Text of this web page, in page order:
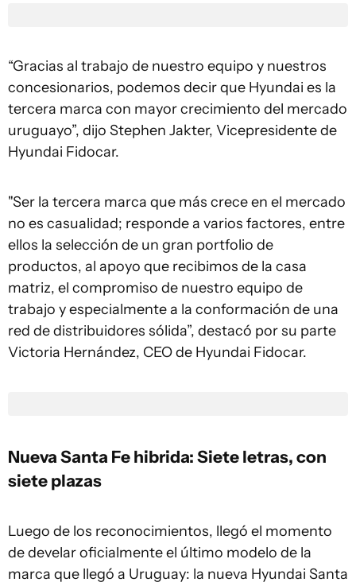
“Gracias al trabajo de nuestro equipo y nuestros
concesionarios, podemos decir que Hyundai es la
tercera marca con mayor crecimiento del mercado
uruguayo”, dijo Stephen Jakter, Vicepresidente de
Hyundai Fidocar.
"Ser la tercera marca que más crece en el mercado
no es casualidad; responde a varios factores, entre
ellos la selección de un gran portfolio de
productos, al apoyo que recibimos de la casa
matriz, el compromiso de nuestro equipo de
trabajo y especialmente a la conformación de una
red de distribuidores sólida”, destacó por su parte
Victoria Hernández, CEO de Hyundai Fidocar.
Nueva Santa Fe hibrida: Siete letras, con
siete plazas
Luego de los reconocimientos, llegó el momento
de develar oficialmente el último modelo de la
marca que llegó a Uruguay: la nueva Hyundai Santa